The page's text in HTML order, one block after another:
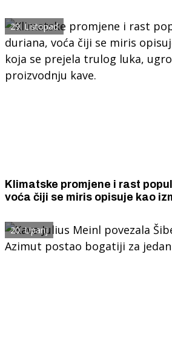
kao Alibabine pećine!
29. Listopad
Klimatske promjene i rast
voća čiji se miris opisuje kao
20. Lipanj